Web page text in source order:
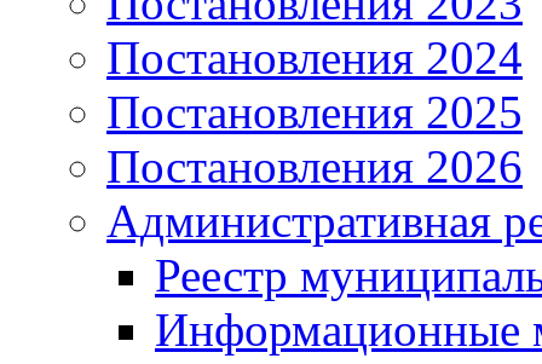
Постановления 2024
Постановления 2025
Постановления 2026
Административная
Реестр
Информационные